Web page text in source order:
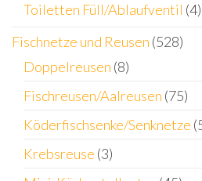
Toiletten Füll/Ablaufventil (4)
Fischnetze und Reusen (528)
Doppelreusen (8)
Fischreusen/Aalreusen (75)
Köderfischsenke/Senknetze
Krebsreuse (3)